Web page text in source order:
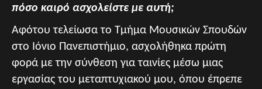
πόσο καιρό ασχολείστε με αυτή;
Αφότου τελείωσα το Τμήμα Μουσικών Σπουδών
στο Ιόνιο Πανεπιστήμιο, ασχολήθηκα πρώτη
φορά με την σύνθεση για ταινίες μέσω μιας
εργασίας του μεταπτυχιακού μου, όπου έπρεπε